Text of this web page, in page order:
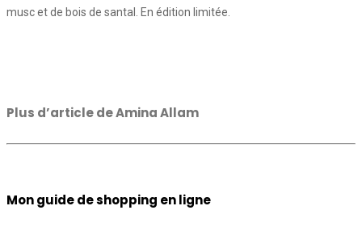
musc et de bois de santal. En édition limitée.
Plus d’article de Amina Allam
Mon guide de shopping en ligne